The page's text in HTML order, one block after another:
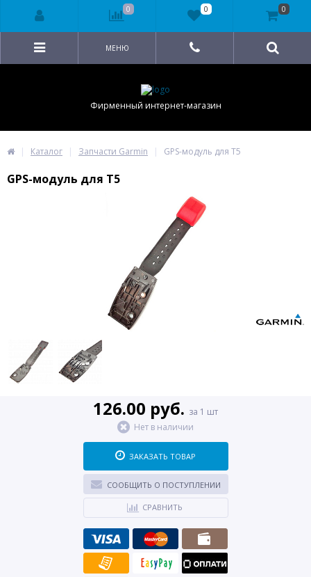
Фирменный интернет-магазин
МЕНЮ
Каталог Запчасти Garmin GPS-модуль для T5
GPS-модуль для T5
126.00 руб. за 1 шт
Нет в наличии
ЗАКАЗАТЬ ТОВАР
СООБЩИТЬ О ПОСТУПЛЕНИИ
СРАВНИТЬ
0 0 0